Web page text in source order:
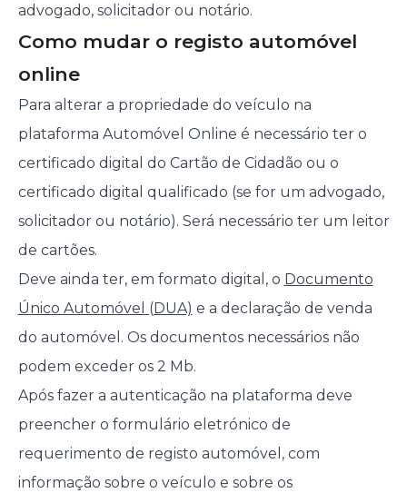
advogado, solicitador ou notário.
Como mudar o registo automóvel
online
Para alterar a propriedade do veículo na
plataforma Automóvel Online é necessário ter o
certificado digital do Cartão de Cidadão ou o
certificado digital qualificado (se for um advogado,
solicitador ou notário). Será necessário ter um leitor
de cartões.
Deve ainda ter, em formato digital, o Documento
Único Automóvel (DUA) e a declaração de venda
do automóvel. Os documentos necessários não
podem exceder os 2 Mb.
Após fazer a autenticação na plataforma deve
preencher o formulário eletrónico de
requerimento de registo automóvel, com
informação sobre o veículo e sobre os